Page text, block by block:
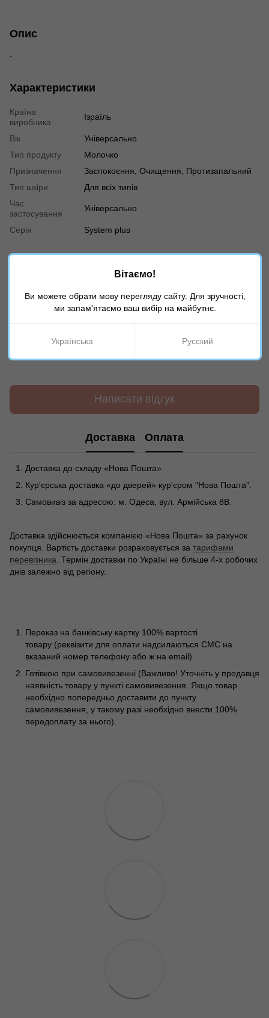
Опис
-
Характеристики
Країна
виробника
Ізраїль
Вік
Універсально
Тип продукту
Молочко
Призначення
Заспокоєння, Очищення, Протизапальний
Тип шкіри
Для всіх типів
Час
застосування
Універсально
Серія System plus
Написати відгук
Доставка Оплата
Доставка до складу «Нова Пошта».
Кур'єрська доставка «до дверей» кур'єром "Нова Пошта".
Самовивіз за адресою: м. Одеса, вул. Армійська 8В.
Доставка здійснюється компанією «Нова Пошта» за рахунок
покупця. Вартість доставки розраховується за тарифами
перевізника . Термін доставки по Україні не більше 4-х робочих
днів залежно від регіону.
Переказ на банківську картку 100% вартості
товару (реквізити для оплати надсилаються СМС на
вказаний номер телефону або ж на email).
Готівкою при самовивезенні (Важливо! Уточніть у продавця
наявність товару у пункті самовивезення. Якщо товар
необхідно попередньо доставити до пункту
самовивезення, у такому разі необхідно внести 100%
передоплату за нього).
Вітаємо!
Ви можете обрати мову перегляду сайту. Для зручності,
ми запам'ятаємо ваш вибір на майбутнє.
Українська Русский